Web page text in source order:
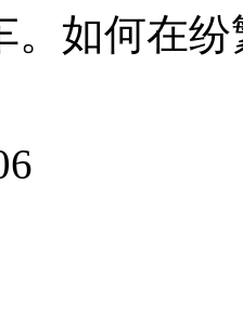
。如何在